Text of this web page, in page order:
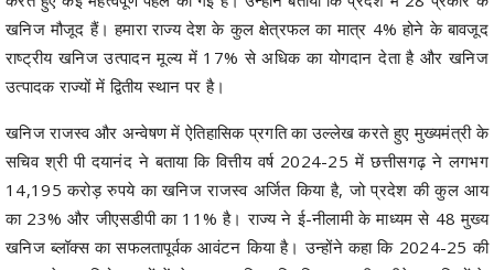
खनिज मौजूद हैं। हमारा राज्य देश के कुल क्षेत्रफल का मात्र 4% होने के बावजूद
राष्ट्रीय खनिज उत्पादन मूल्य में 17% से अधिक का योगदान देता है और खनिज
उत्पादक राज्यों में द्वितीय स्थान पर है।
खनिज राजस्व और अन्वेषण में ऐतिहासिक प्रगति का उल्लेख करते हुए मुख्यमंत्री के
सचिव श्री पी दयानंद ने बताया कि वित्तीय वर्ष 2024-25 में छत्तीसगढ़ ने लगभग
14,195 करोड़ रुपये का खनिज राजस्व अर्जित किया है, जो प्रदेश की कुल आय
का 23% और जीएसडीपी का 11% है। राज्य ने ई-नीलामी के माध्यम से 48 मुख्य
खनिज ब्लॉक्स का सफलतापूर्वक आवंटन किया है। उन्होंने कहा कि 2024-25 की